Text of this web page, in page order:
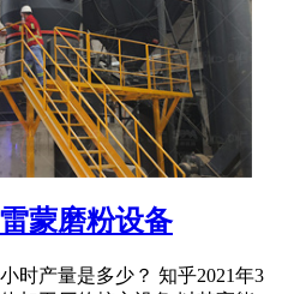
蒙磨粉设备
时产量是多少？ 知乎2021年3